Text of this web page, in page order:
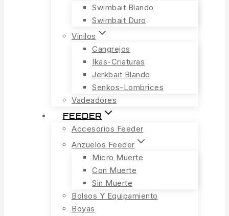
Swimbait Blando
Swimbait Duro
Vinilos
Cangrejos
Ikas-Criaturas
Jerkbait Blando
Senkos-Lombrices
Vadeadores
FEEDER
Accesorios Feeder
Anzuelos Feeder
Micro Muerte
Con Muerte
Sin Muerte
Bolsos Y Equipamiento
Boyas